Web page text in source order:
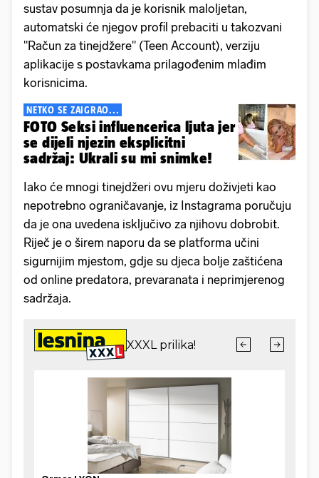
sustav posumnja da je korisnik maloljetan,
automatski će njegov profil prebaciti u takozvani
"Račun za tinejdžere" (Teen Account), verziju
aplikacije s postavkama prilagođenim mlađim
korisnicima.
NETKO SE ZAIGRAO...
FOTO Seksi influencerica ljuta jer
se dijeli njezin eksplicitni
sadržaj: Ukrali su mi snimke!
Iako će mnogi tinejdžeri ovu mjeru doživjeti kao
nepotrebno ograničavanje, iz Instagrama poručuju
da je ona uvedena isključivo za njihovu dobrobit.
Riječ je o širem naporu da se platforma učini
sigurnijim mjestom, gdje su djeca bolje zaštićena
od online predatora, prevaranata i neprimjerenog
sadržaja.